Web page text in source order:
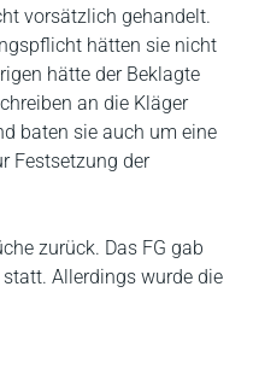
vorsätzlich gehandelt.
hätten sie nicht
hätte der Beklagte
an die Kläger
baten sie auch um eine
Festsetzung der
zurück. Das FG gab
Allerdings wurde die